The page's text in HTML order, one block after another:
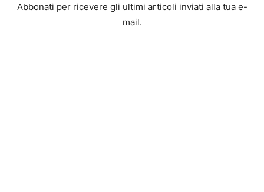
Abbonati per ricevere gli ultimi articoli inviati alla tua e-
mail.